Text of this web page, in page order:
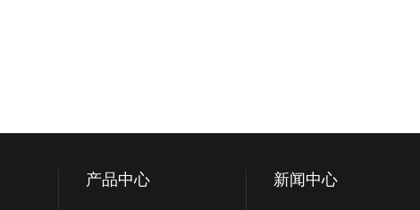
产品中心 新闻中心